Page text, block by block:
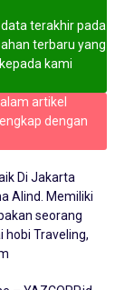
terakhir pada
terbaru yang
kami
artikel
dengan
Alind. Memiliki
seorang
hobi Traveling,